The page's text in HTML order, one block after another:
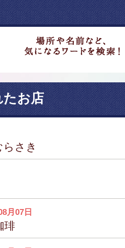
たお店
さき
月07日
琲